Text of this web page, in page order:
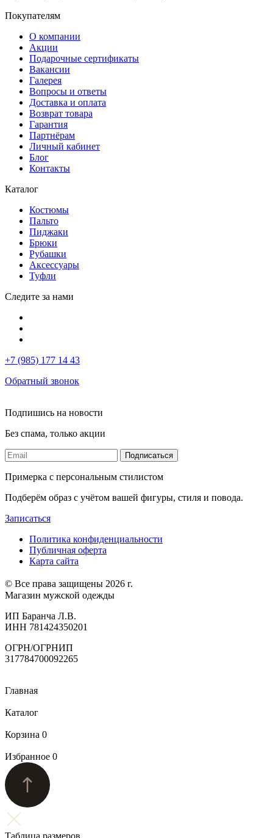
Покупателям
О компании
Акции
Подарочные сертификаты
Вакансии
Галерея
Вопросы и ответы
Доставка и оплата
Возврат товара
Гарантия
Партнёрам
Личный кабинет
Блог
Контакты
Каталог
Костюмы
Пальто
Пиджаки
Брюки
Рубашки
Аксессуары
Туфли
Следите за нами
+7 (985) 177 14 43
Обратный звонок
Подпишись на новости
Без спама, только акции
Подписаться
Примерка с персональным стилистом
Подберём образ с учётом вашей фигуры, стиля и повода.
Записаться
Политика конфиденциальности
Публичная оферта
Карта сайта
© Все права защищены 2026 г.
Магазин мужской одежды
ИП Баранча Л.В.
ИНН 781424350201
ОГРН/ОГРНИП
317784700092265
Главная
Каталог
Корзина 0
Избранное 0
Таблица размеров